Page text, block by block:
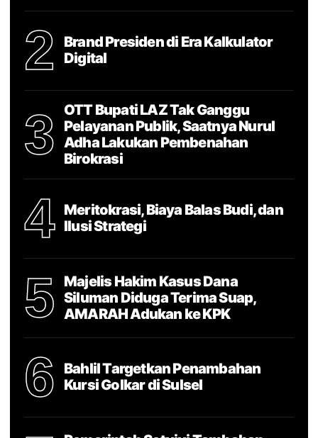
2
Brand Presiden di Era Kalkulator
Digital
3
OTT Bupati LAZ Tak Ganggu
Pelayanan Publik, Saatnya Nurul
Adha Lakukan Pembenahan
Birokrasi
4
Meritokrasi, Biaya Balas Budi, dan
Ilusi Strategi
5
Majelis Hakim Kasus Dana
Siluman Diduga Terima Suap,
AMARAH Adukan ke KPK
6
Bahlil Targetkan Penambahan
Kursi Golkar di Sulsel